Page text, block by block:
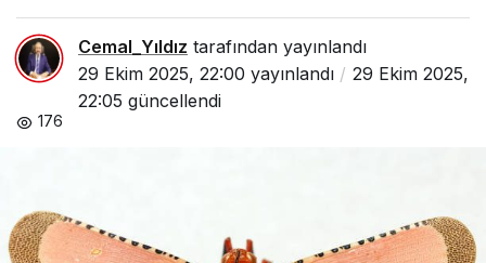
Cemal_Yıldız tarafından yayınlandı
29 Ekim 2025, 22:00 yayınlandı
29 Ekim 2025,
22:05 güncellendi
176
doğru söz söyleyin.)